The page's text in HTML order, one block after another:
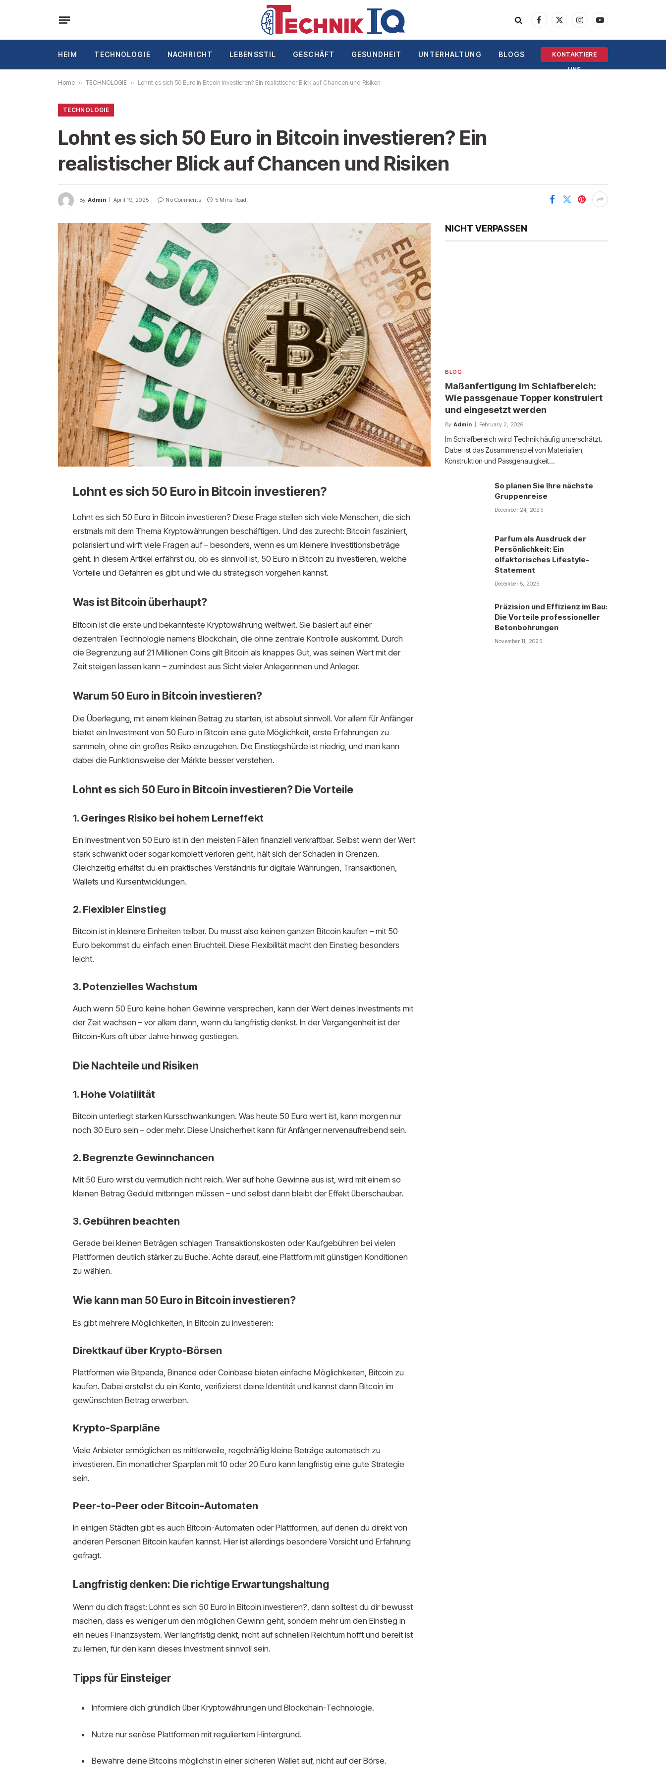
Facebook
X
InstagramYouTube
HEIM TECHNOLOGIE NACHRICHT LEBENSSTIL GESCHÄFT GESUNDHEIT UNTERHALTUNG BLOGS
KONTAKTIERE
UNS
Home » TECHNOLOGIE » Lohnt es sich 50 Euro in Bitcoin investieren? Ein realistischer Blick auf Chancen und Risiken
TECHNOLOGIE
Lohnt es sich 50 Euro in Bitcoin investieren? Ein
realistischer Blick auf Chancen und Risiken
By Admin April 19, 2025 No Comments 5 Mins Read
Lohnt es sich 50 Euro in Bitcoin investieren?
Lohnt es sich 50 Euro in Bitcoin investieren? Diese Frage stellen sich viele Menschen, die sich
erstmals mit dem Thema Kryptowährungen beschäftigen. Und das zurecht: Bitcoin fasziniert,
polarisiert und wirft viele Fragen auf – besonders, wenn es um kleinere Investitionsbeträge
geht. In diesem Artikel erfährst du, ob es sinnvoll ist, 50 Euro in Bitcoin zu investieren, welche
Vorteile und Gefahren es gibt und wie du strategisch vorgehen kannst.
Was ist Bitcoin überhaupt?
Bitcoin ist die erste und bekannteste Kryptowährung weltweit. Sie basiert auf einer
dezentralen Technologie namens Blockchain, die ohne zentrale Kontrolle auskommt. Durch
die Begrenzung auf 21 Millionen Coins gilt Bitcoin als knappes Gut, was seinen Wert mit der
Zeit steigen lassen kann – zumindest aus Sicht vieler Anlegerinnen und Anleger.
Warum 50 Euro in Bitcoin investieren?
Die Überlegung, mit einem kleinen Betrag zu starten, ist absolut sinnvoll. Vor allem für Anfänger
bietet ein Investment von 50 Euro in Bitcoin eine gute Möglichkeit, erste Erfahrungen zu
sammeln, ohne ein großes Risiko einzugehen. Die Einstiegshürde ist niedrig, und man kann
dabei die Funktionsweise der Märkte besser verstehen.
Lohnt es sich 50 Euro in Bitcoin investieren? Die Vorteile
1. Geringes Risiko bei hohem Lerneffekt
Ein Investment von 50 Euro ist in den meisten Fällen finanziell verkraftbar. Selbst wenn der Wert
stark schwankt oder sogar komplett verloren geht, hält sich der Schaden in Grenzen.
Gleichzeitig erhältst du ein praktisches Verständnis für digitale Währungen, Transaktionen,
Wallets und Kursentwicklungen.
2. Flexibler Einstieg
Bitcoin ist in kleinere Einheiten teilbar. Du musst also keinen ganzen Bitcoin kaufen – mit 50
Euro bekommst du einfach einen Bruchteil. Diese Flexibilität macht den Einstieg besonders
leicht.
3. Potenzielles Wachstum
Auch wenn 50 Euro keine hohen Gewinne versprechen, kann der Wert deines Investments mit
der Zeit wachsen – vor allem dann, wenn du langfristig denkst. In der Vergangenheit ist der
Bitcoin-Kurs oft über Jahre hinweg gestiegen.
Die Nachteile und Risiken
1. Hohe Volatilität
Bitcoin unterliegt starken Kursschwankungen. Was heute 50 Euro wert ist, kann morgen nur
noch 30 Euro sein – oder mehr. Diese Unsicherheit kann für Anfänger nervenaufreibend sein.
2. Begrenzte Gewinnchancen
Mit 50 Euro wirst du vermutlich nicht reich. Wer auf hohe Gewinne aus ist, wird mit einem so
kleinen Betrag Geduld mitbringen müssen – und selbst dann bleibt der Effekt überschaubar.
3. Gebühren beachten
Gerade bei kleinen Beträgen schlagen Transaktionskosten oder Kaufgebühren bei vielen
Plattformen deutlich stärker zu Buche. Achte darauf, eine Plattform mit günstigen Konditionen
zu wählen.
Wie kann man 50 Euro in Bitcoin investieren?
Es gibt mehrere Möglichkeiten, in Bitcoin zu investieren:
Direktkauf über Krypto-Börsen
Plattformen wie Bitpanda, Binance oder Coinbase bieten einfache Möglichkeiten, Bitcoin zu
kaufen. Dabei erstellst du ein Konto, verifizierst deine Identität und kannst dann Bitcoin im
gewünschten Betrag erwerben.
Krypto-Sparpläne
Viele Anbieter ermöglichen es mittlerweile, regelmäßig kleine Beträge automatisch zu
investieren. Ein monatlicher Sparplan mit 10 oder 20 Euro kann langfristig eine gute Strategie
sein.
Peer-to-Peer oder Bitcoin-Automaten
In einigen Städten gibt es auch Bitcoin-Automaten oder Plattformen, auf denen du direkt von
anderen Personen Bitcoin kaufen kannst. Hier ist allerdings besondere Vorsicht und Erfahrung
gefragt.
Langfristig denken: Die richtige Erwartungshaltung
Wenn du dich fragst: Lohnt es sich 50 Euro in Bitcoin investieren?, dann solltest du dir bewusst
machen, dass es weniger um den möglichen Gewinn geht, sondern mehr um den Einstieg in
ein neues Finanzsystem. Wer langfristig denkt, nicht auf schnellen Reichtum hofft und bereit ist
zu lernen, für den kann dieses Investment sinnvoll sein.
Tipps für Einsteiger
Informiere dich gründlich über Kryptowährungen und Blockchain-Technologie.
Nutze nur seriöse Plattformen mit reguliertem Hintergrund.
Bewahre deine Bitcoins möglichst in einer sicheren Wallet auf, nicht auf der Börse.
NICHT VERPASSEN
BLOG
Maßanfertigung im Schlafbereich:
Wie passgenaue Topper konstruiert
und eingesetzt werden
By Admin February 2, 2026
Im Schlafbereich wird Technik häufig unterschätzt.
Dabei ist das Zusammenspiel von Materialien,
Konstruktion und Passgenauigkeit…
So planen Sie Ihre nächste
Gruppenreise
December 24, 2025
Parfum als Ausdruck der
Persönlichkeit: Ein
olfaktorisches Lifestyle-
Statement
December 5, 2025
Präzision und Effizienz im Bau:
Die Vorteile professioneller
Betonbohrungen
November 11, 2025